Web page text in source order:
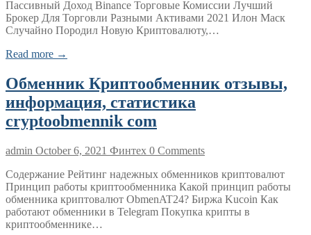
Пассивный Доход Binance Торговые Комиссии Лучший
Брокер Для Торговли Разными Активами 2021 Илон Маск
Случайно Породил Новую Криптовалюту,…
Read more →
Обменник Криптообменник отзывы,
информация, статистика
cryptoobmennik com
admin October 6, 2021 Финтех 0 Comments
Содержание Рейтинг надежных обменников криптовалют
Принцип работы криптообменника Какой принцип работы
обменника криптовалют ObmenAT24? Биржа Kucoin Как
работают обменники в Telegram Покупка крипты в
криптообменнике…